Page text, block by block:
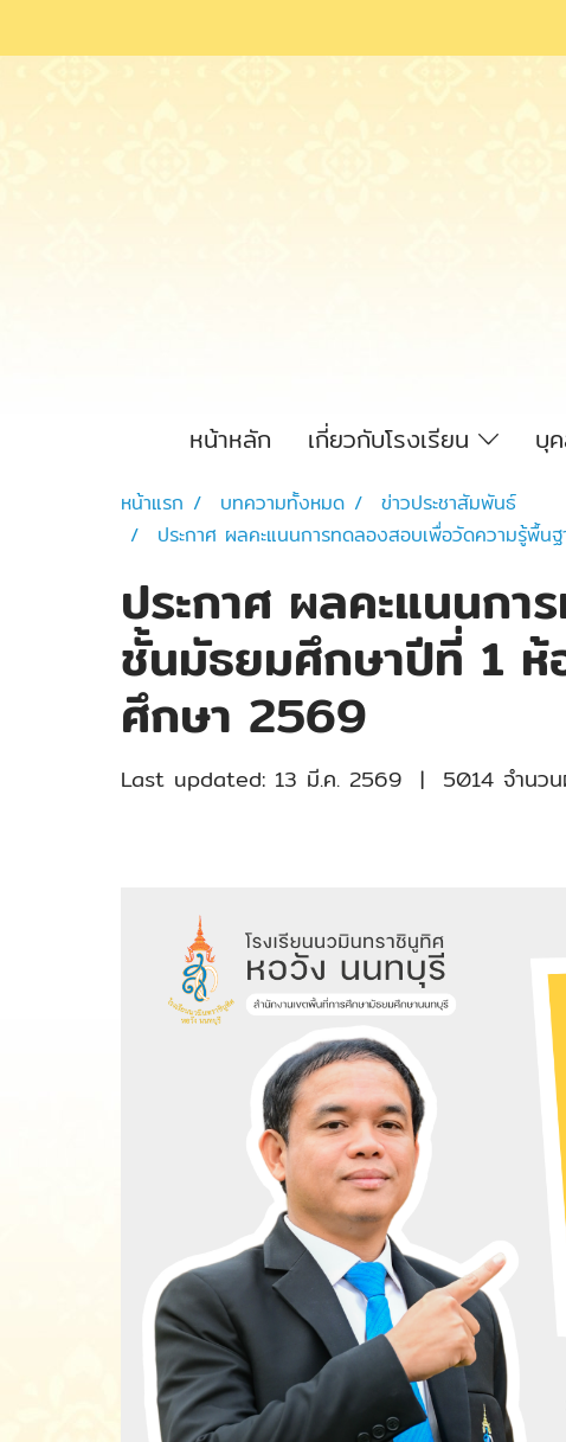
หน้าหลัก เกี่ยวกับโรงเรียน บุ
หน้าแรก บทความทั้งหมด
ข่าวประชาสัมพันธ์
ประกาศ ผลคะแนนการทดลองสอบเพื่อวัดความรู้พื้
ประกาศ ผลคะแนนกา
ชั้นมัธยมศึกษาปีที่ 1 ห้
ศึกษา 2569
Last updated: 13 มี.ค. 2569 | 5014 จำนวน